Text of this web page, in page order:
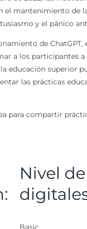
mantenimiento de
y el pánico
de
a los participantes
educación superior
las prácticas
para compartir
Nivel
Basic